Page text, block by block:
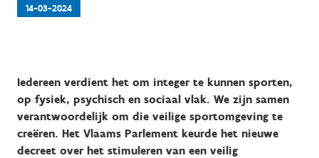
14-03-2024
Iedereen verdient het om integer te kunnen sporten,
op fysiek, psychisch en sociaal vlak. We zijn samen
verantwoordelijk om die veilige sportomgeving te
creëren. Het Vlaams Parlement keurde het nieuwe
decreet over het stimuleren van een veilig